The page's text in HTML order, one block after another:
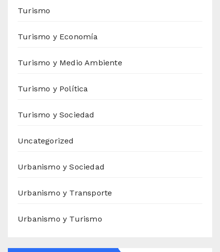
Turismo
Turismo y Economía
Turismo y Medio Ambiente
Turismo y Política
Turismo y Sociedad
Uncategorized
Urbanismo y Sociedad
Urbanismo y Transporte
Urbanismo y Turismo